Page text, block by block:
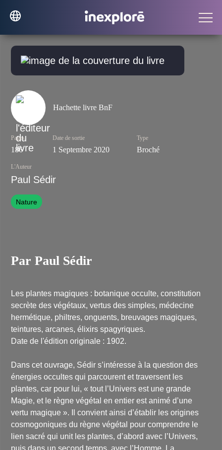
Hachette livre BnF
Pages
186
Date de sortie
1 Septembre 2020
Type
Broché
L'Auteur
Paul Sédir
Nature
Par Paul Sédir
Les plantes magiques : botanique occulte, constitution
secrète des végétaux, vertus des simples, médecine
hermétique, philtres, onguents, breuvages magiques,
teintures, arcanes, élixirs spagyriques.
Date de l'édition originale : 1902.
Dans cet ouvrage, Sédir s’intéresse à la question des
énergies occultes qui parcourent et traversent les
plantes, car pour lui,« tout l’Univers est une grande
Magie, et le règne végétal en entier est animé d’une
vertu magique ». Il convient ainsi d’établir les origines
cosmogoniques du règne végétal pour comprendre le
lien sacré qui unit les plantes, d’abord avec l’Univers,